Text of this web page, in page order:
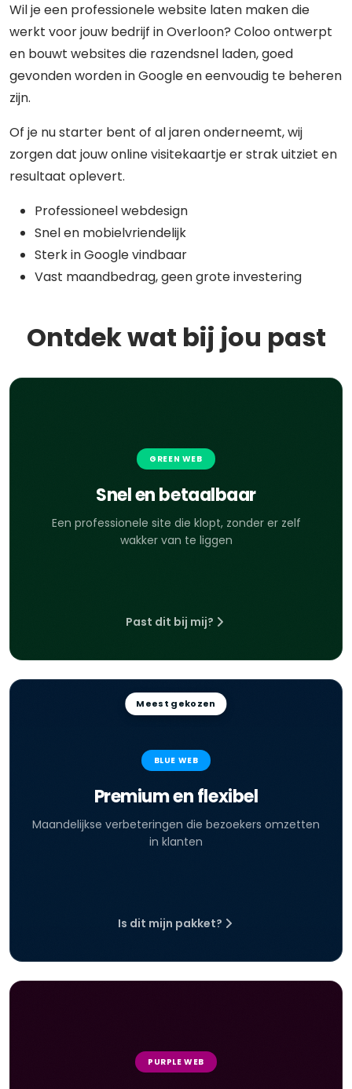
Wil je een professionele website laten maken die
werkt voor jouw bedrijf in Overloon? Coloo ontwerpt
en bouwt websites die razendsnel laden, goed
gevonden worden in Google en eenvoudig te beheren
zijn.
Of je nu starter bent of al jaren onderneemt, wij
zorgen dat jouw online visitekaartje er strak uitziet en
resultaat oplevert.
Professioneel webdesign
Snel en mobielvriendelijk
Sterk in Google vindbaar
Vast maandbedrag, geen grote investering
Ontdek wat bij jou past
GREEN WEB
Snel en betaalbaar
Een professionele site die klopt, zonder er zelf
wakker van te liggen
Past dit bij mij?
Meest gekozen
BLUE WEB
Premium en flexibel
Maandelijkse verbeteringen die bezoekers omzetten
in klanten
Is dit mijn pakket?
PURPLE WEB